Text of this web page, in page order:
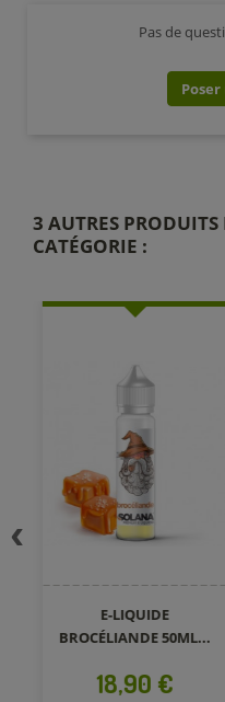
Pas de
3 AUTRES
CATÉGORIE :
E-LIQUIDE
BROCÉLIANDE 50ML...
Prix
18,90 €